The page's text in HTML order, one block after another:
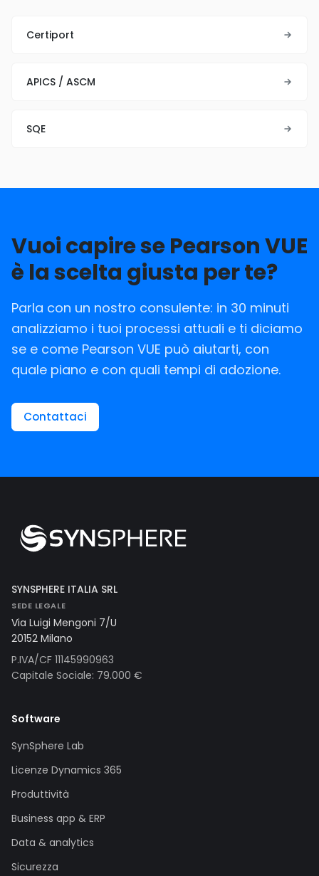
Certiport
APICS / ASCM
SQE
Vuoi capire se Pearson VUE
è la scelta giusta per te?
Parla con un nostro consulente: in 30 minuti
analizziamo i tuoi processi attuali e ti diciamo
se e come Pearson VUE può aiutarti, con
quale piano e con quali tempi di adozione.
Contattaci
SYNSPHERE ITALIA SRL
SEDE LEGALE
Via Luigi Mengoni 7/U
20152 Milano
P.IVA/CF 11145990963
Capitale Sociale: 79.000 €
Software
SynSphere Lab
Licenze Dynamics 365
Produttività
Business app & ERP
Data & analytics
Sicurezza